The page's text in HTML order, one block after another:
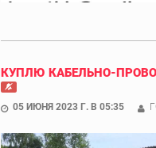
КУПЛЮ КАБЕЛЬНО-
05 ИЮНЯ 2023 Г. В 05:35